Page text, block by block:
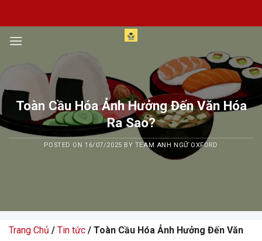
content
Toàn Cầu Hóa Ảnh Hưởng Đến Văn Hóa
Ra Sao?
POSTED ON 16/07/2025 BY TEAM ANH NGỮ OXFORD
Trang Chủ / Tin tức / Toàn Cầu Hóa Ảnh Hưởng Đến Văn